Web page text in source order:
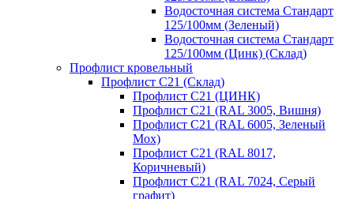
Водосточная система Стандарт
125/100мм (Зеленый)
Водосточная система Стандарт
125/100мм (Цинк) (Склад)
Профлист кровельный
Профлист С21 (Склад)
Профлист С21 (ЦИНК)
Профлист С21 (RAL 3005, Вишня)
Профлист С21 (RAL 6005, Зеленый
Мох)
Профлист С21 (RAL 8017,
Коричневый)
Профлист С21 (RAL 7024, Серый
графит)